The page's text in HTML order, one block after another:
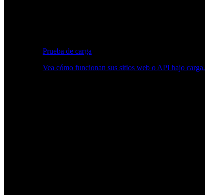
Prueba de carga
Vea cómo funcionan sus sitios web o API bajo carga.